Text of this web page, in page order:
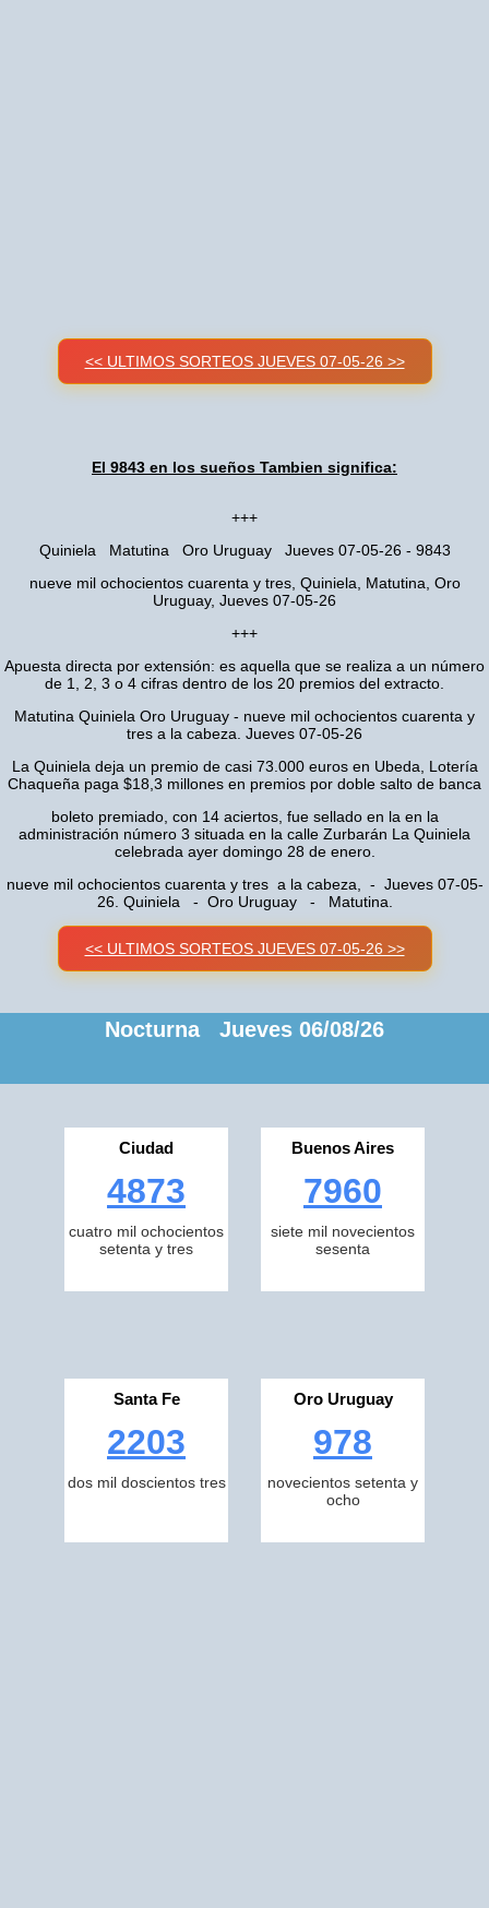
<< ULTIMOS SORTEOS JUEVES 07-05-26 >>
El 9843 en los sueños Tambien significa:
+++
Quiniela Matutina Oro Uruguay Jueves 07-05-26 - 9843
nueve mil ochocientos cuarenta y tres, Quiniela, Matutina, Oro
Uruguay, Jueves 07-05-26
+++
Apuesta directa por extensión: es aquella que se realiza a un número
de 1, 2, 3 o 4 cifras dentro de los 20 premios del extracto.
Matutina Quiniela Oro Uruguay - nueve mil ochocientos cuarenta y
tres a la cabeza. Jueves 07-05-26
La Quiniela deja un premio de casi 73.000 euros en Ubeda, Lotería
Chaqueña paga $18,3 millones en premios por doble salto de banca
boleto premiado, con 14 aciertos, fue sellado en la en la
administración número 3 situada en la calle Zurbarán La Quiniela
celebrada ayer domingo 28 de enero.
nueve mil ochocientos cuarenta y tres a la cabeza, - Jueves 07-05-
26. Quiniela - Oro Uruguay - Matutina.
<< ULTIMOS SORTEOS JUEVES 07-05-26 >>
Nocturna Jueves 06/08/26
Ciudad
4873
cuatro mil ochocientos
setenta y tres
Buenos Aires
7960
siete mil novecientos
sesenta
Santa Fe
2203
dos mil doscientos tres
Oro Uruguay
978
novecientos setenta y
ocho